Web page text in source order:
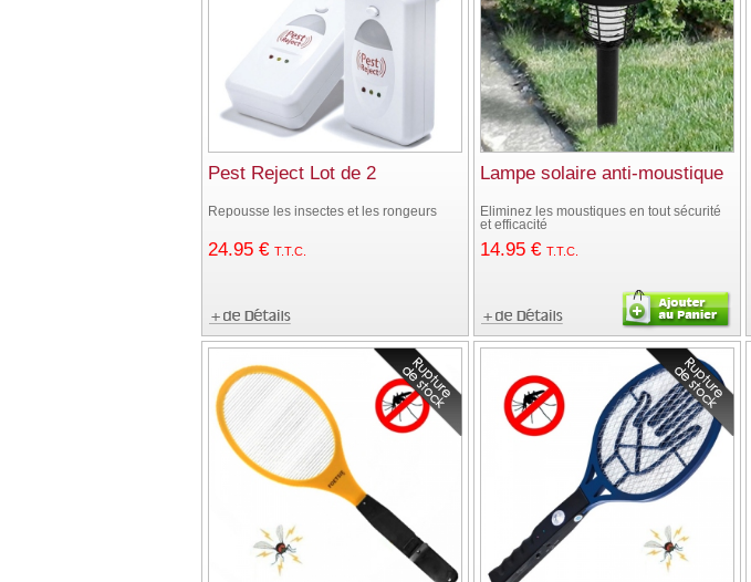
Pest Reject Lot de 2
Repousse les insectes et les rongeurs
24.95 € T.T.C.
Lampe solaire anti-moustique
Éliminez les moustiques en tout sécurité
et efficacité
14.95 € T.T.C.